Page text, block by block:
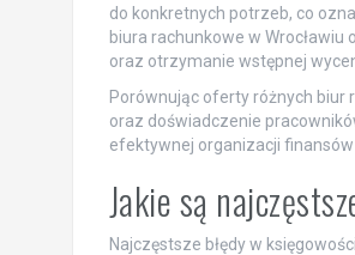
do konkretnych potrzeb, co
biura rachunkowe w
oraz otrzymanie wstępnej
Porównując oferty różnych biur
oraz doświadczenie
efektywnej organizacji finansów
Jakie są
Najczęstsze błędy w